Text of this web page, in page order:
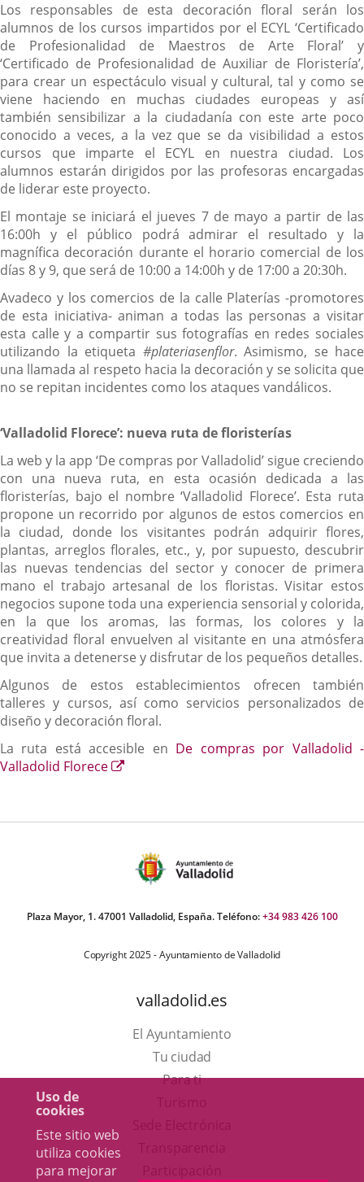
Uso de
cookies
Este sitio web
utiliza cookies
para mejorar
Los responsables de esta decoración floral serán los
alumnos de los cursos impartidos por el ECYL ‘Certificado
de Profesionalidad de Maestros de Arte Floral’ y
‘Certificado de Profesionalidad de Auxiliar de Floristería’,
para crear un espectáculo visual y cultural, tal y como se
viene haciendo en muchas ciudades europeas y así
también sensibilizar a la ciudadanía con este arte poco
conocido a veces, a la vez que se da visibilidad a estos
cursos que imparte el ECYL en nuestra ciudad. Los
alumnos estarán dirigidos por las profesoras encargadas
de liderar este proyecto.
El montaje se iniciará el jueves 7 de mayo a partir de las
16:00h y el público podrá admirar el resultado y la
magnífica decoración durante el horario comercial de los
días 8 y 9, que será de 10:00 a 14:00h y de 17:00 a 20:30h.
Avadeco y los comercios de la calle Platerías -promotores
de esta iniciativa- animan a todas las personas a visitar
esta calle y a compartir sus fotografías en redes sociales
utilizando la etiqueta #plateriasenflor. Asimismo, se hace
una llamada al respeto hacia la decoración y se solicita que
no se repitan incidentes como los ataques vandálicos.
‘Valladolid Florece’: nueva ruta de floristerías
La web y la app ‘De compras por Valladolid’ sigue creciendo
con una nueva ruta, en esta ocasión dedicada a las
floristerías, bajo el nombre ‘Valladolid Florece’. Esta ruta
propone un recorrido por algunos de estos comercios en
la ciudad, donde los visitantes podrán adquirir flores,
plantas, arreglos florales, etc., y, por supuesto, descubrir
las nuevas tendencias del sector y conocer de primera
mano el trabajo artesanal de los floristas. Visitar estos
negocios supone toda una experiencia sensorial y colorida,
en la que los aromas, las formas, los colores y la
creatividad floral envuelven al visitante en una atmósfera
que invita a detenerse y disfrutar de los pequeños detalles.
Algunos de estos establecimientos ofrecen también
talleres y cursos, así como servicios personalizados de
diseño y decoración floral.
La ruta está accesible en De compras por Valladolid -
Valladolid Florece
Enlace
aplicación
Plaza Mayor, 1. 47001 Valladolid, España. Teléfono:+34 983 426 100
Copyright 2025 - Ayuntamiento de Valladolid
valladolid.es
El Ayuntamiento
Tu ciudad
Para ti